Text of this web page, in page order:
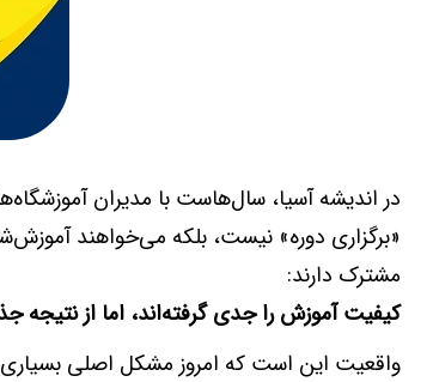
در اندیشه آسیا، سال‌هاست با مدیران
«برگزاری دوره» نیست، بلکه می‌خواهند
مشترک دارند:
کیفیت آموزش را جدی گرفته‌اند، اما از نتیجه
واقعیت این است که امروز مشکل اصلی